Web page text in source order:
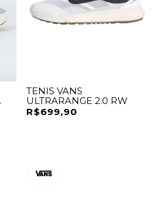
TENIS VANS
ULTRARANGE 2.0 RW
R$699,90